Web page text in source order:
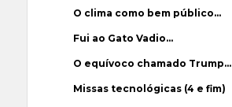
O clima como bem público…
Fui ao Gato Vadio…
O equívoco chamado Trump…
Missas tecnológicas (4 e fim)